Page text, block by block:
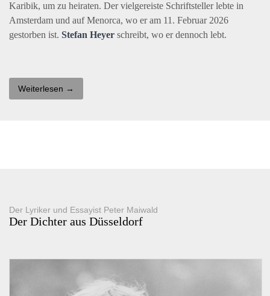
Karibik, um zu heiraten. Der vielgereiste Schriftsteller lebte in
Amsterdam und auf Menorca, wo er am 11. Februar 2026
gestorben ist. Stefan Heyer schreibt, wo er dennoch lebt.
Weiterlesen →
Der Lyriker und Essayist Peter Maiwald
Der Dichter aus Düsseldorf